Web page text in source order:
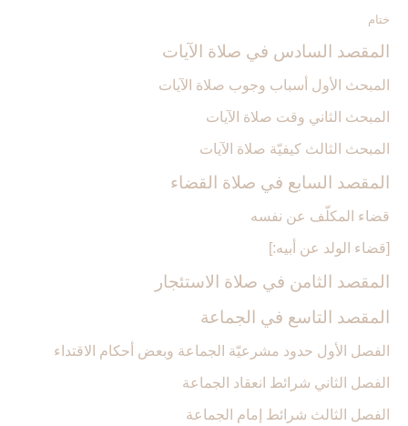
ختام
المقصد السادس في صلاة الآيات‏
المبحث الأول أسباب وجوب صلاة الآيات‏
المبحث الثاني وقت صلاة الآيات‏
المبحث الثالث كيفيّة صلاة الآيات‏
المقصد السابع في صلاة القضاء
قضاء المكلّف عن نفسه
[قضاء الولد عن أبيه:]
المقصد الثامن في صلاة الاستئجار
المقصد التاسع في الجماعة
الفصل الأول حدود مشرعيّة الجماعة وبعض أحكام الاقتداء
الفصل الثاني شرائط انعقاد الجماعة
الفصل الثالث شرائط إمام الجماعة